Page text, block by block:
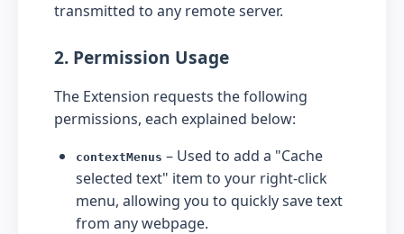
transmitted to any remote server.
2. Permission Usage
The Extension requests the following
permissions, each explained below:
contextMenus – Used to add a "Cache
selected text" item to your right‑click
menu, allowing you to quickly save text
from any webpage.